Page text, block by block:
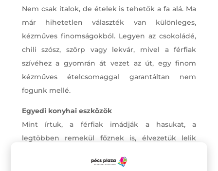
Nem csak italok, de ételek is tehetők a fa alá. Ma
már hihetetlen választék van különleges,
kézműves finomságokból. Legyen az csokoládé,
chili szósz, szörp vagy lekvár, mivel a férfiak
szívéhez a gyomrán át vezet az út, egy finom
kézműves ételcsomaggal garantáltan nem
fogunk mellé.
Egyedi konyhai eszközök
Mint írtuk, a férfiak imádják a hasukat, a
legtöbben remekül főznek is, élvezetük lelik
Nekik lehet kimondottan jó egy konyhai eszköz